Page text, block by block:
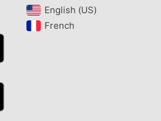
English (US)‎
French‎